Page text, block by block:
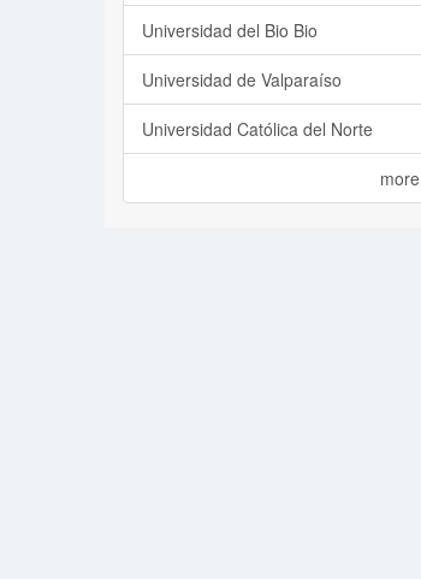
Universidad del Bio Bio
Universidad de Valparaíso
Universidad Católica del Norte
more